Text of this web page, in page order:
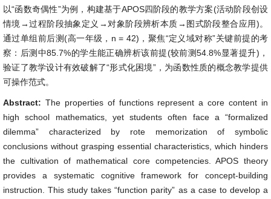
以“函数奇偶性”为例，构建基于APOS四阶段的教学方案(活动阶段创设
情境→过程阶段抽象定义→对象阶段辨析本质→图式阶段整合应用)。
通过单组前后测(高一年级，n = 42)，聚焦“定义域对称”关键前提的考
察：后测中85.7%的学生能正确辨析该前提(较前测54.8%显著提升)，
验证了教学设计有效破解了“形式化困境”，为函数性质的概念教学提供
可操作范式。
Abstract: The properties of functions represent a core content in
high school mathematics, yet students often face a “formalized
dilemma” characterized by rote memorization of symbolic
conclusions without grasping essential characteristics, which hinders
the cultivation of mathematical core competencies. APOS theory
provides a systematic cognitive framework for concept-building
instruction. This study takes “function parity” as a case to develop a